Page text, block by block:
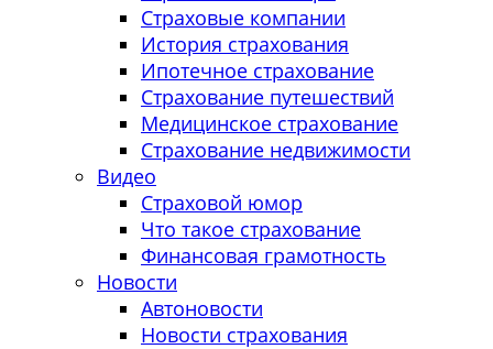
Страховые компании
История страхования
Ипотечное страхование
Страхование путешествий
Медицинское страхование
Страхование недвижимости
Видео
Страховой юмор
Что такое страхование
Финансовая грамотность
Новости
Автоновости
Новости страхования